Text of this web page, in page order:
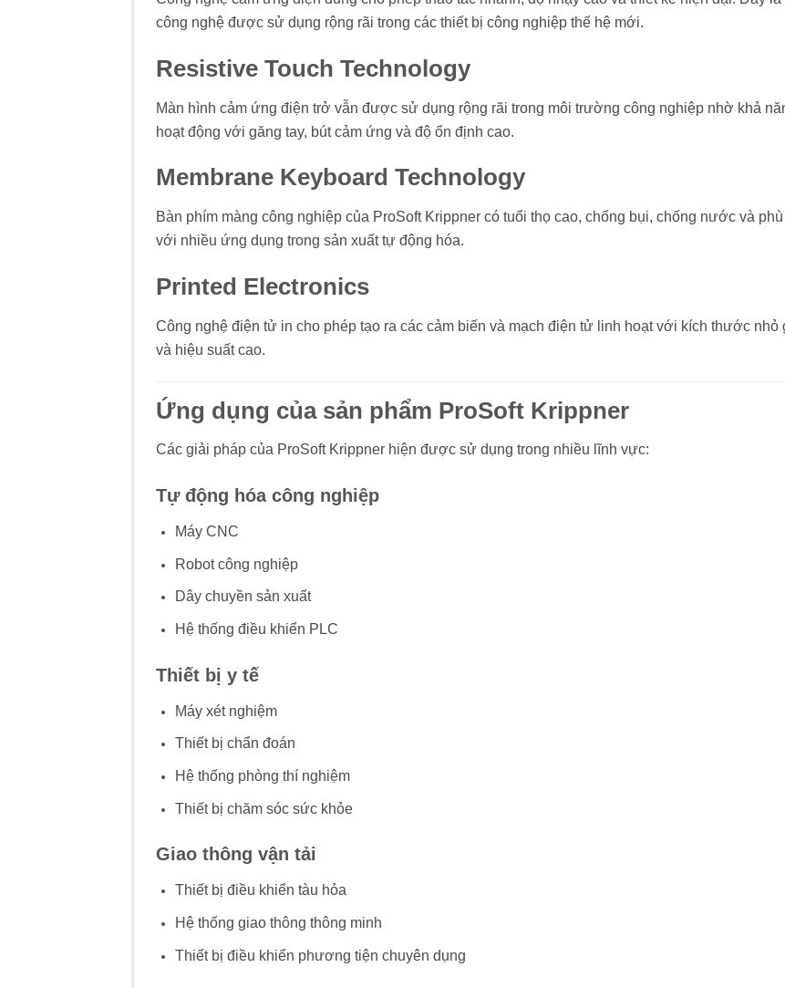
công nghệ được sử dụng rộng rãi trong các thiết bị công nghiệp thế hệ mới.
Resistive Touch Technology
Màn hình cảm ứng điện trở vẫn được sử dụng rộng rãi trong môi trường công nghiệp nhờ khả
hoạt động với găng tay, bút cảm ứng và độ ổn định cao.
Membrane Keyboard Technology
Bàn phím màng công nghiệp của ProSoft Krippner có tuổi thọ cao, chống bụi, chống nước và
với nhiều ứng dụng trong sản xuất tự động hóa.
Printed Electronics
Công nghệ điện tử in cho phép tạo ra các cảm biến và mạch điện tử linh hoạt với kích thước nhỏ
và hiệu suất cao.
Ứng dụng của sản phẩm ProSoft Krippner
Các giải pháp của ProSoft Krippner hiện được sử dụng trong nhiều lĩnh vực:
Tự động hóa công nghiệp
Máy CNC
Robot công nghiệp
Dây chuyền sản xuất
Hệ thống điều khiển PLC
Thiết bị y tế
Máy xét nghiệm
Thiết bị chẩn đoán
Hệ thống phòng thí nghiệm
Thiết bị chăm sóc sức khỏe
Giao thông vận tải
Thiết bị điều khiển tàu hỏa
Hệ thống giao thông thông minh
Thiết bị điều khiển phương tiện chuyên dụng